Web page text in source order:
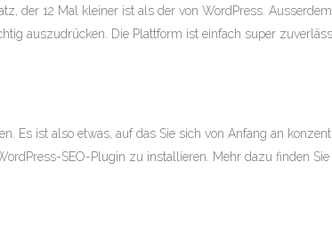
der 12 Mal kleiner ist als der von WordPress.
auszudrücken. Die Plattform ist einfach super
Es ist also etwas, auf das Sie sich von Anfang an
SEO-Plugin zu installieren. Mehr dazu finden